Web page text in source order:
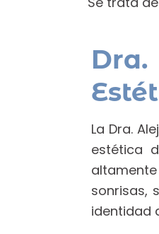
La Dra.
estética
sonrisas,
identidad